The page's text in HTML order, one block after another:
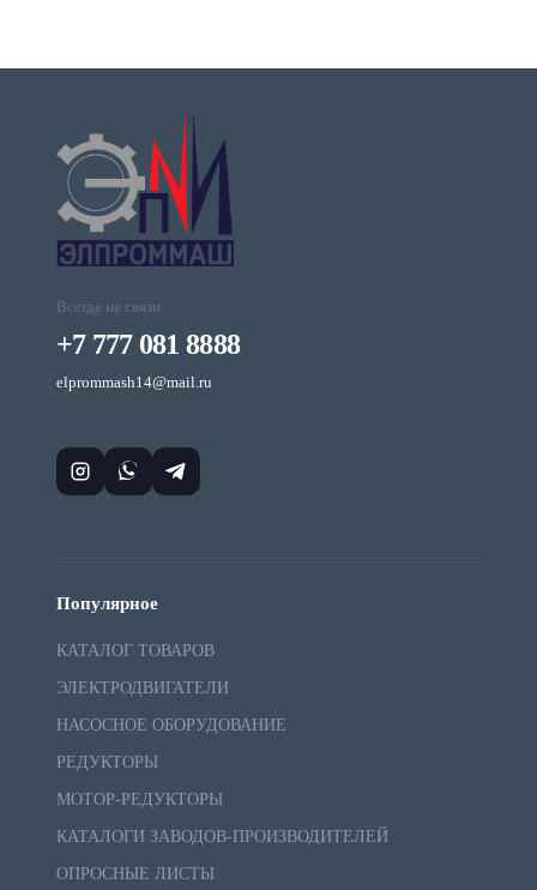
Всегда на связи:
+7 777 081 8888
elprommash14@mail.ru
Популярное
КАТАЛОГ ТОВАРОВ
ЭЛЕКТРОДВИГАТЕЛИ
НАСОСНОЕ ОБОРУДОВАНИЕ
РЕДУКТОРЫ
МОТОР-РЕДУКТОРЫ
КАТАЛОГИ ЗАВОДОВ-ПРОИЗВОДИТЕЛЕЙ
ОПРОСНЫЕ ЛИСТЫ